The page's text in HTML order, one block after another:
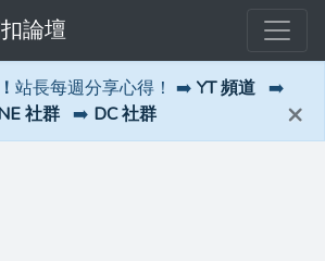
論壇
站長每週分享心得！ ➡️ YT 頻道 ➡️
社群 ➡️ DC 社群 ×